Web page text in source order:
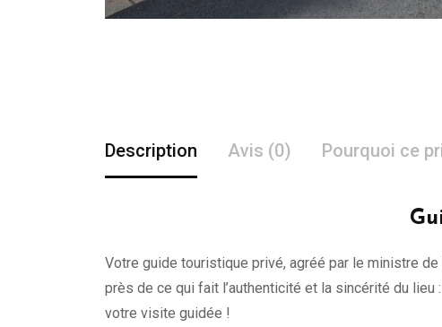
Description Avis (0) Pourquoi ce
Votre guide touristique privé, agréé par le ministre
près de ce qui fait l’authenticité et la sincérité du
votre visite guidée !